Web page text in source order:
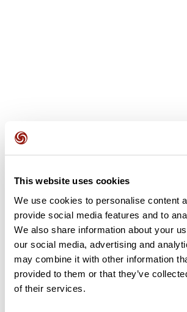
This website uses cookies
We use cookies to personalise content
provide social media features and to
We also share information about your
our social media, advertising and
may combine it with other information
provided to them or that they’ve
of their services.
Opiniones de los usuarios
Este recorrido aún no contiene opiniones.
completado? ¡Deja la primera opinión!
Añadir una opinión